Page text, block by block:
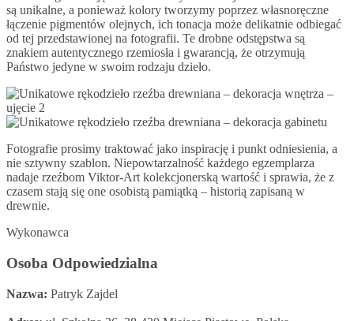
są unikalne, a ponieważ kolory tworzymy poprzez własnoręczne
łączenie pigmentów olejnych, ich tonacja może delikatnie odbiegać
od tej przedstawionej na fotografii. Te drobne odstępstwa są
znakiem autentycznego rzemiosła i gwarancją, że otrzymują
Państwo jedyne w swoim rodzaju dzieło.
Fotografie prosimy traktować jako inspirację i punkt odniesienia, a
nie sztywny szablon. Niepowtarzalność każdego egzemplarza
nadaje rzeźbom Viktor-Art kolekcjonerską wartość i sprawia, że z
czasem stają się one osobistą pamiątką – historią zapisaną w
drewnie.
Wykonawca
Osoba Odpowiedzialna
Nazwa: Patryk Zajdel